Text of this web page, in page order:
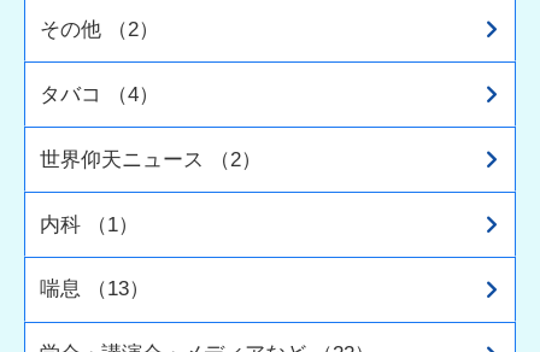
その他 （2）
タバコ （4）
世界仰天ニュース （2）
内科 （1）
喘息 （13）